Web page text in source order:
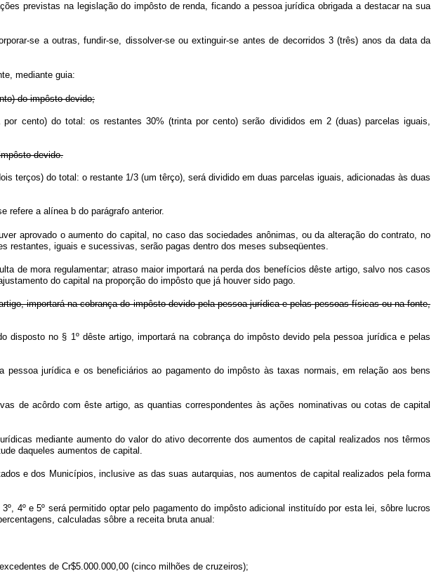
previstas na legislação do impôsto de renda, ficando a pessoa jurídica obrigada a destacar na sua
se a outras, fundir-se, dissolver-se ou extinguir-se antes de decorridos 3 (três) anos da data da
mediante guia:
do impôsto devido;
cento) do total: os restantes 30% (trinta por cento) serão divididos em 2 (duas) parcelas iguais,
devido.
terços) do total: o restante 1/3 (um têrço), será dividido em duas parcelas iguais, adicionadas às duas
refere a alínea b do parágrafo anterior.
aprovado o aumento do capital, no caso das sociedades anônimas, ou da alteração do contrato, no
restantes, iguais e sucessivas, serão pagas dentro dos meses subseqüentes.
de mora regulamentar; atraso maior importará na perda dos benefícios dêste artigo, salvo nos casos
do capital na proporção do impôsto que já houver sido pago.
importará na cobrança do impôsto devido pela pessoa jurídica e pelas pessoas físicas ou na fonte,
no § 1º dêste artigo, importará na cobrança do impôsto devido pela pessoa jurídica e pelas
jurídica e os beneficiários ao pagamento do impôsto às taxas normais, em relação aos bens
de acôrdo com êste artigo, as quantias correspondentes às ações nominativas ou cotas de capital
mediante aumento do valor do ativo decorrente dos aumentos de capital realizados nos têrmos
daqueles aumentos de capital.
e dos Municípios, inclusive as das suas autarquias, nos aumentos de capital realizados pela forma
4º e 5º será permitido optar pelo pagamento do impôsto adicional instituído por esta lei, sôbre lucros
calculadas sôbre a receita bruta anual:
de Cr$5.000.000,00 (cinco milhões de cruzeiros);